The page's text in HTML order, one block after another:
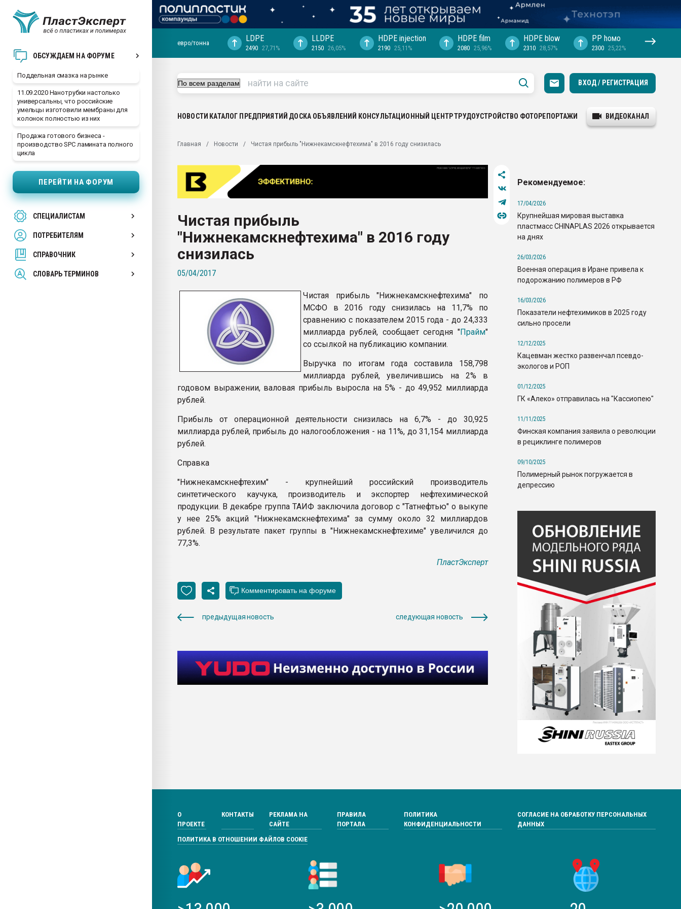
ОБСУЖДАЕМ НА ФОРУМЕ
Поддельная смазка на рынке
11.09.2020 Нанотрубки настолько
универсальны, что российские
умельцы изготовили мембраны для
колонок полностью из них
Продажа готового бизнеса -
производство SPC ламината полного
цикла
ПЕРЕЙТИ НА ФОРУМ
СПЕЦИАЛИСТАМ
ПОТРЕБИТЕЛЯМ
СПРАВОЧНИК
СЛОВАРЬ ТЕРМИНОВ
ближайшее подмосковье, с.-в.
Подмосковье, Москва
первый план в переработке
28.07.2026 "Технониколь" довольна
Всё, что касается выдува ПЭТ
Материал поверхности пуансона для
Продам отходы Композиция
поликарбоната и АБС-пластика
Armaloy PC/ABS-1IM черный цвет
евро/тонна LDPE
2490 27,71%
LLDPE
2150 26,05%
HDPE injection
2190 25,11%
HDPE film
2080 25,96%
HDPE blow
2310 28,57%
PP hомо
2300 25,22%
ВХОД / РЕГИСТРАЦИЯ
НОВОСТИ КАТАЛОГ ПРЕДПРИЯТИЙ ДОСКА ОБЪЯВЛЕНИЙ КОНСУЛЬТАЦИОННЫЙ ЦЕНТРТРУДОУСТРОЙСТВО ФОТОРЕПОРТАЖИ ВИДЕОКАНАЛ
Главная Новости Чистая прибыль "Нижнекамскнефтехима" в 2016 году снизилась
Чистая прибыль
"Нижнекамскнефтехима" в 2016 году
снизилась
05/04/2017
Чистая прибыль "Нижнекамскнефтехима" по
МСФО в 2016 году снизилась на 11,7% по
сравнению с показателем 2015 года - до 24,333
миллиарда рублей, сообщает сегодня "Прайм"
со ссылкой на публикацию компании.
Выручка по итогам года составила 158,798
миллиарда рублей, увеличившись на 2% в
годовом выражении, валовая прибыль выросла на 5% - до 49,952 миллиарда
рублей.
Прибыль от операционной деятельности снизилась на 6,7% - до 30,925
миллиарда рублей, прибыль до налогообложения - на 11%, до 31,154 миллиарда
рублей.
Справка
"Нижнекамскнефтехим" - крупнейший российский производитель
синтетического каучука, производитель и экспортер нефтехимической
продукции. В декабре группа ТАИФ заключила договор с "Татнефтью" о выкупе
у нее 25% акций "Нижнекамскнефтехима" за сумму около 32 миллиардов
рублей. В результате пакет группы в "Нижнекамскнефтехиме" увеличился до
77,3%.
ПластЭксперт
предыдущая новость следующая новость
Рекомендуемое:
17/04/2026
Крупнейшая мировая выставка
пластмасс CHINAPLAS 2026 открывается
на днях
26/03/2026
Военная операция в Иране привела к
подорожанию полимеров в РФ
16/03/2026
Показатели нефтехимиков в 2025 году
сильно просели
12/12/2025
Кацевман жестко развенчал псевдо-
экологов и РОП
01/12/2025
ГК «Алеко» отправилась на "Кассиопею"
11/11/2025
Финская компания заявила о революции
в рециклинге полимеров
09/10/2025
Полимерный рынок погружается в
депрессию
О
ПРОЕКТЕ
КОНТАКТЫ
РЕКЛАМА НА
САЙТЕ
ПРАВИЛА
ПОРТАЛА
ПОЛИТИКА
КОНФИДЕНЦИАЛЬНОСТИ
СОГЛАСИЕ НА ОБРАБОТКУ ПЕРСОНАЛЬНЫХ
ДАННЫХ
ПОЛИТИКА В ОТНОШЕНИИ ФАЙЛОВ COOKIE